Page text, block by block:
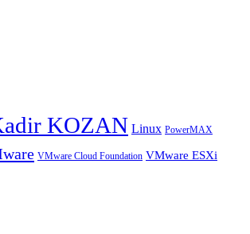
KOZAN Linux PowerMAX
VMware Cloud Foundation VMware ESXi